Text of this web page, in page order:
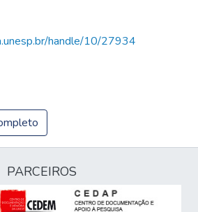
handle/10/27934
PARCEIROS